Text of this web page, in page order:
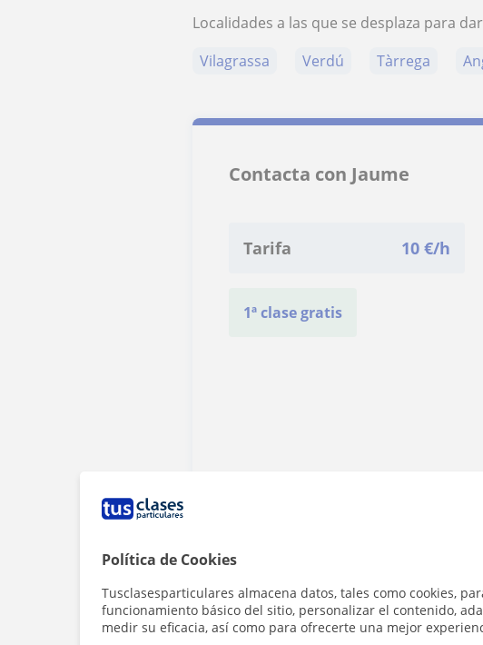
Política de Cookies
Tusclasesparticulares almacena datos, tales como cookies,
funcionamiento básico del sitio, personalizar el contenido,
medir su eficacia, así como para ofrecerte una mejor
Localidades a las que se desplaza para
Vilagrassa
Verdú Tàrrega
Contacta con Jaume
Tarifa 10 €/h
1ª clase gratis